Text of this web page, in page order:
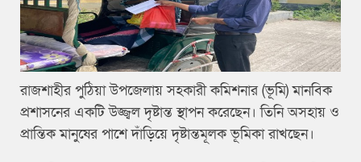
রাজশাহীর পুঠিয়া উপজেলায় সহকারী কমিশনার (ভূমি) মানবিক
প্রশাসনের একটি উজ্জ্বল দৃষ্টান্ত স্থাপন করেছেন। তিনি অসহায় ও
প্রান্তিক মানুষের পাশে দাঁড়িয়ে দৃষ্টান্তমূলক ভূমিকা রাখছেন।